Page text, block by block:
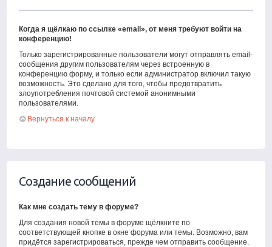
Когда я щёлкаю по ссылке «email», от меня требуют войти на
конференцию!
Только зарегистрированные пользователи могут отправлять email-
сообщения другим пользователям через встроенную в
конференцию форму, и только если администратор включил такую
возможность. Это сделано для того, чтобы предотвратить
злоупотребления почтовой системой анонимными
пользователями.
Вернуться к началу
Создание сообщений
Как мне создать тему в форуме?
Для создания новой темы в форуме щёлкните по
соответствующей кнопке в окне форума или темы. Возможно, вам
придётся зарегистрироваться, прежде чем отправить сообщение.